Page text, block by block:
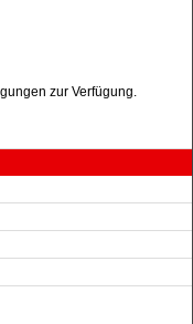
zur Verfügung.